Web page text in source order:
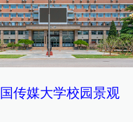
传媒大学校园景观